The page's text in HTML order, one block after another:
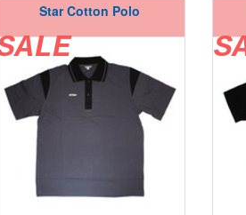
Star Cotton Polo